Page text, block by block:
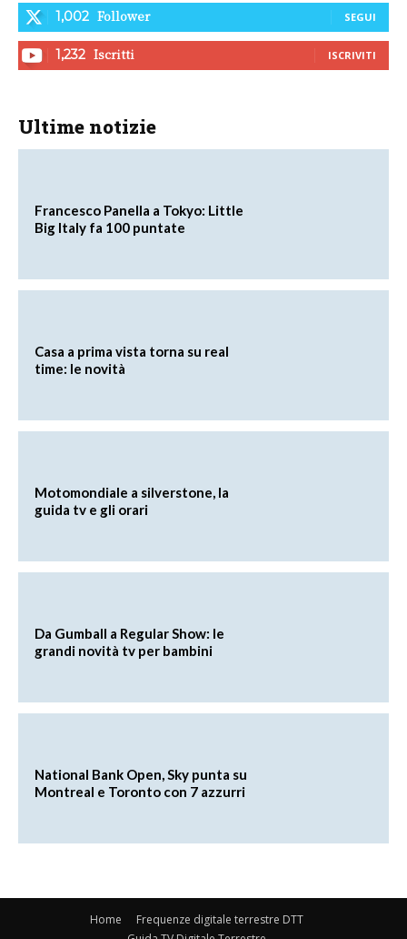
1,002 Follower SEGUI
1,232 Iscritti ISCRIVITI
Ultime notizie
Francesco Panella a Tokyo: Little
Big Italy fa 100 puntate
Casa a prima vista torna su real
time: le novità
Motomondiale a silverstone, la
guida tv e gli orari
Da Gumball a Regular Show: le
grandi novità tv per bambini
National Bank Open, Sky punta su
Montreal e Toronto con 7 azzurri
Home
Frequenze digitale terrestre DTT